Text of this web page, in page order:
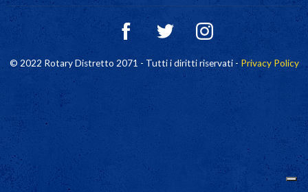
© 2022 Rotary Distretto 2071 - Tutti i diritti riservati - Privacy Policy